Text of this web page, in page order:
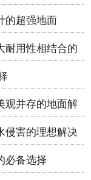
的超强地面
耐用性相结合的
观并存的地面解
侵害的理想解决
必备选择